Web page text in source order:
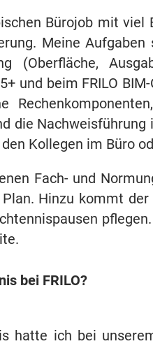
Bürojob mit
Meine
(Oberfläche,
und beim FRILO
die Nachweisführung
Kollegen im Büro
Fach- und
Hinzu kommt
bei FRILO?
hatte ich bei